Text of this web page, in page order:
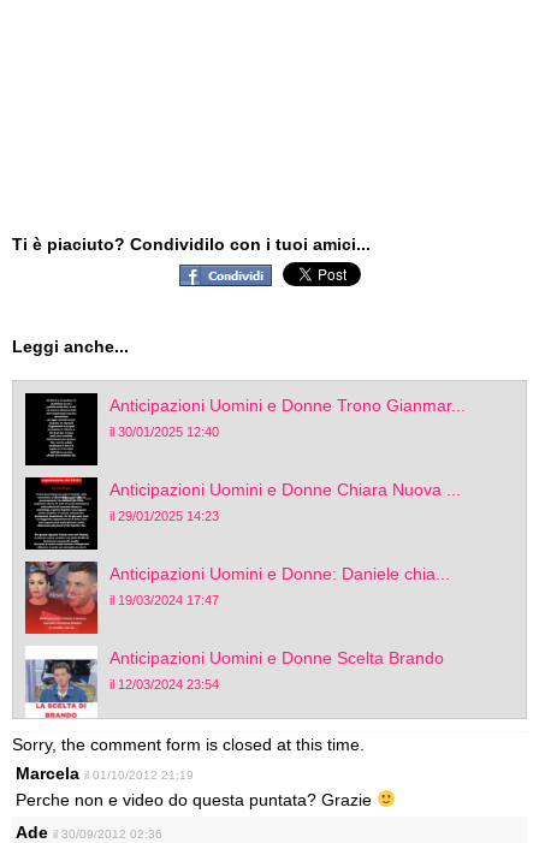
Ti è piaciuto? Condividilo con i tuoi amici...
Leggi anche...
Anticipazioni Uomini e Donne Trono Gianmar...
il 30/01/2025 12:40
Anticipazioni Uomini e Donne Chiara Nuova ...
il 29/01/2025 14:23
Anticipazioni Uomini e Donne: Daniele chia...
il 19/03/2024 17:47
Anticipazioni Uomini e Donne Scelta Brando
il 12/03/2024 23:54
Sorry, the comment form is closed at this time.
Marcela il 01/10/2012 21:19
Perche non e video do questa puntata? Grazie
Ade il 30/09/2012 02:36